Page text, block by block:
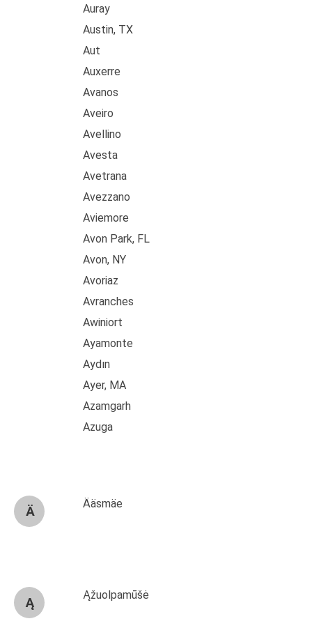
Auray
Austin, TX
Aut
Auxerre
Avanos
Aveiro
Avellino
Avesta
Avetrana
Avezzano
Aviemore
Avon Park, FL
Avon, NY
Avoriaz
Avranches
Awiniort
Ayamonte
Aydın
Ayer, MA
Azamgarh
Azuga
Ä
Ääsmäe
Ą
Ąžuolpamūšė